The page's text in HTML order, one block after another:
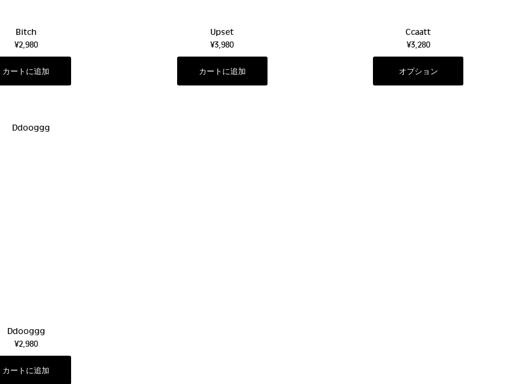
Bitch
¥2,980
Upset
¥3,980
Ccaatt
¥3,280
オプション
Ddooggg
¥2,980